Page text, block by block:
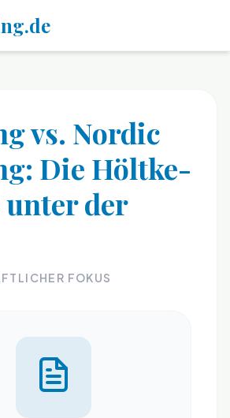
vs. Nordic
Die Höltke-
unter der
FOKUS